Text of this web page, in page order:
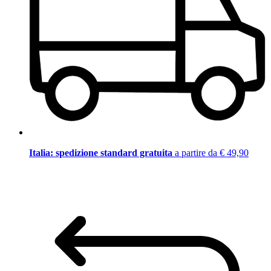
Italia: spedizione standard gratuita a partire da € 49,90